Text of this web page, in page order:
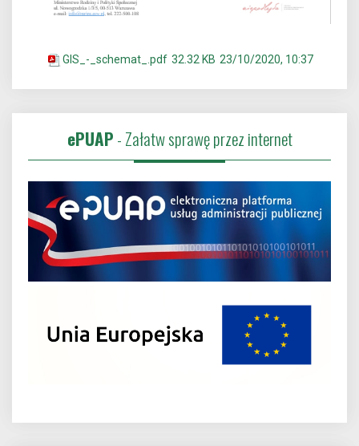
GIS_-_schemat_.pdf 32.32 KB 23/10/2020, 10:37
ePUAP- Załatw sprawę przez internet